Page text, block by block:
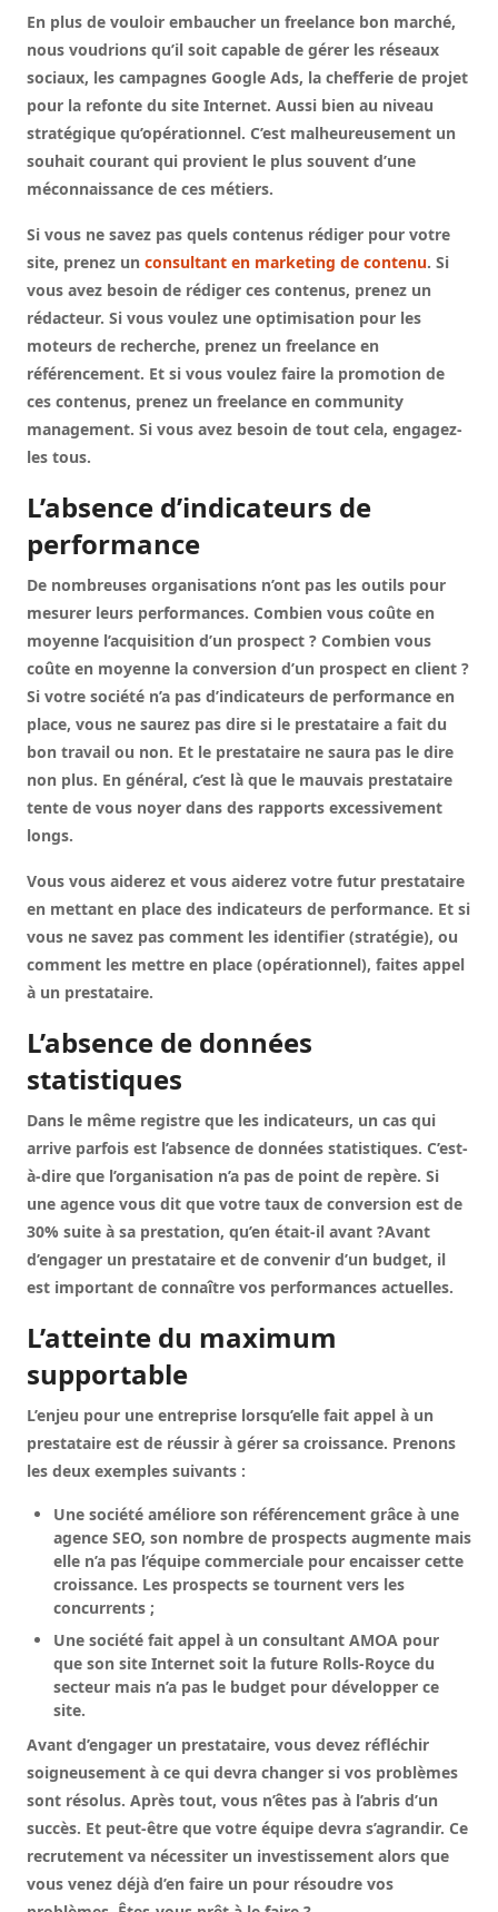
En plus de vouloir embaucher un freelance bon marché,
nous voudrions qu’il soit capable de gérer les réseaux
sociaux, les campagnes Google Ads, la chefferie de projet
pour la refonte du site Internet. Aussi bien au niveau
stratégique qu’opérationnel. C’est malheureusement un
souhait courant qui provient le plus souvent d’une
méconnaissance de ces métiers.
Si vous ne savez pas quels contenus rédiger pour votre
site, prenez un consultant en marketing de contenu. Si
vous avez besoin de rédiger ces contenus, prenez un
rédacteur. Si vous voulez une optimisation pour les
moteurs de recherche, prenez un freelance en
référencement. Et si vous voulez faire la promotion de
ces contenus, prenez un freelance en community
management. Si vous avez besoin de tout cela, engagez-
les tous.
L’absence d’indicateurs de
performance
De nombreuses organisations n’ont pas les outils pour
mesurer leurs performances. Combien vous coûte en
moyenne l’acquisition d’un prospect ? Combien vous
coûte en moyenne la conversion d’un prospect en client ?
Si votre société n’a pas d’indicateurs de performance en
place, vous ne saurez pas dire si le prestataire a fait du
bon travail ou non. Et le prestataire ne saura pas le dire
non plus. En général, c’est là que le mauvais prestataire
tente de vous noyer dans des rapports excessivement
longs.
Vous vous aiderez et vous aiderez votre futur prestataire
en mettant en place des indicateurs de performance. Et si
vous ne savez pas comment les identifier (stratégie), ou
comment les mettre en place (opérationnel), faites appel
à un prestataire.
L’absence de données
statistiques
Dans le même registre que les indicateurs, un cas qui
arrive parfois est l’absence de données statistiques. C’est-
à-dire que l’organisation n’a pas de point de repère. Si
une agence vous dit que votre taux de conversion est de
30% suite à sa prestation, qu’en était-il avant ?Avant
d’engager un prestataire et de convenir d’un budget, il
est important de connaître vos performances actuelles.
L’atteinte du maximum
supportable
L’enjeu pour une entreprise lorsqu’elle fait appel à un
prestataire est de réussir à gérer sa croissance. Prenons
les deux exemples suivants :
Une société améliore son référencement grâce à une
agence SEO, son nombre de prospects augmente mais
elle n’a pas l’équipe commerciale pour encaisser cette
croissance. Les prospects se tournent vers les
concurrents ;
Une société fait appel à un consultant AMOA pour
que son site Internet soit la future Rolls-Royce du
secteur mais n’a pas le budget pour développer ce
site.
Avant d’engager un prestataire, vous devez réfléchir
soigneusement à ce qui devra changer si vos problèmes
sont résolus. Après tout, vous n’êtes pas à l’abris d’un
succès. Et peut-être que votre équipe devra s’agrandir. Ce
recrutement va nécessiter un investissement alors que
vous venez déjà d’en faire un pour résoudre vos